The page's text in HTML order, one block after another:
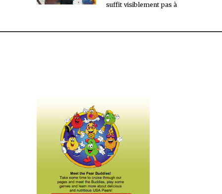
suffit visiblement pas à